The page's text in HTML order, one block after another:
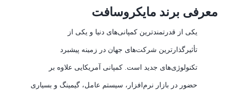
معرفی برند مایکروسافت
یکی از قدرتمندترین کمپانی‌های دنیا و یکی از
تأثیرگذارترین شرکت‌های جهان در زمینه پیشبرد
تکنولوژی‌های جدید است. کمپانی آمریکایی علاوه بر
حضور در بازار نرم‌افزار، سیستم عامل، گیمینگ و بسیاری